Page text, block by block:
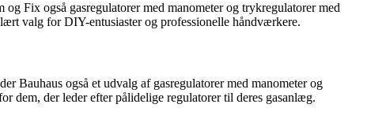
Fix også gasregulatorer med manometer og trykregulatorer med
valg for DIY-entusiaster og professionelle håndværkere.
Bauhaus også et udvalg af gasregulatorer med manometer og
dem, der leder efter pålidelige regulatorer til deres gasanlæg.